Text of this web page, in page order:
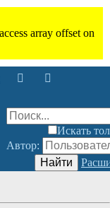
Искать
Автор:
Найти